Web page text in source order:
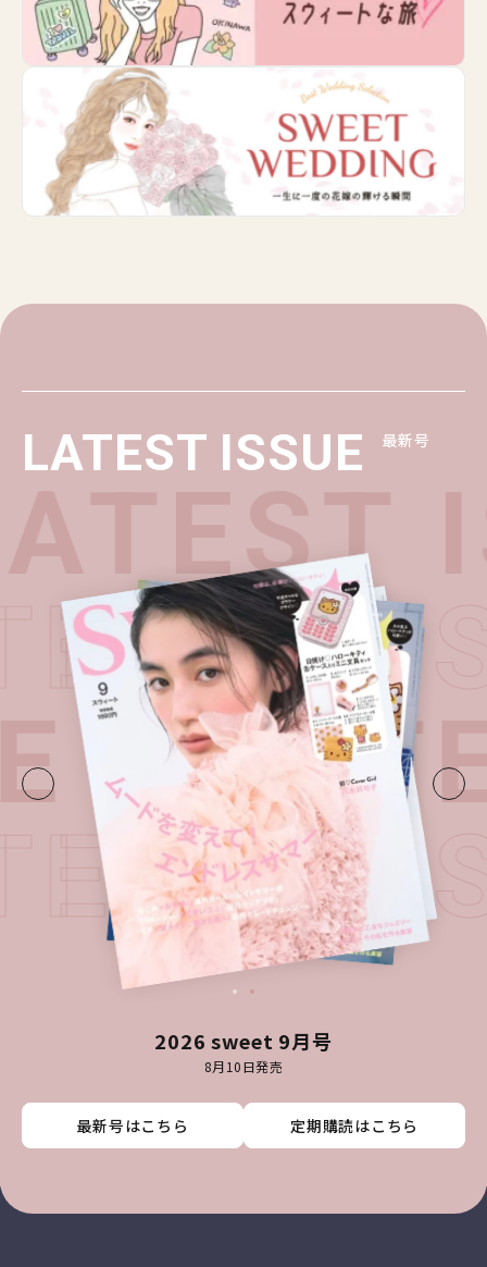
LATEST ISSUE 最新号
2026 sweet 9月号
8月10日発売
最新号はこちら 定期購読はこちら
最新号はこちら 定期購読はこちら
最新号はこちら 定期購読はこちら
最新号はこちら 定期購読はこちら
・